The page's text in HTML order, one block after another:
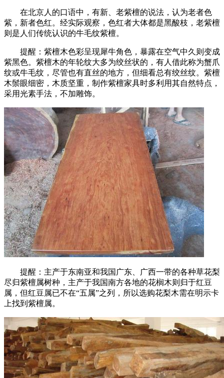
在北京人的口语中，有新、老紫檀的说法，认为老者色
紫，新者色红。经实际观察，色红者大体都是黑酸枝，老紫檀
则是人们传统认识的牛毛纹紫檀。
提醒：紫檀木色彩呈现犀牛角色，暴露在空气中久则变成
紫黑色。紫檀木的年轮纹大多为绞丝状的，有人借此称为蟹爪
纹或牛毛纹，尽管也有直丝的地方，但细看总有绞丝纹。紫檀
木鬃眼细密，木质坚重，制作紫檀家具时多利用其自然特点，
采用光素手法，不加雕饰。
提醒：主产于东南亚和我国广东、广西一带的各种草花梨
尽归紫檀属树种，主产于我国南方各地的花榈木则归于红豆
属，但红豆属已不在“五属”之列，所以选购花梨木需在明示卡
上找到紫檀属。